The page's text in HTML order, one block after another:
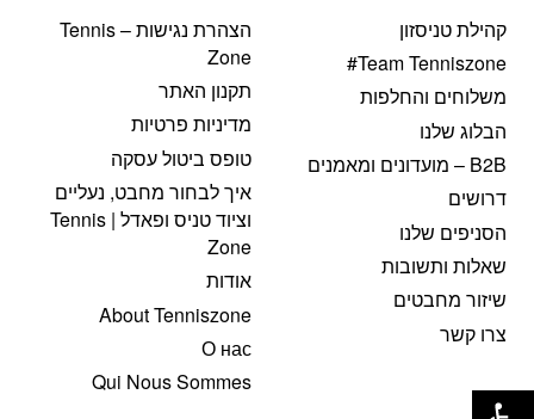
קהילת טניסזון
Team Tenniszone#
משלוחים והחלפות
הבלוג שלנו
B2B – מועדונים ומאמנים
דרושים
הסניפים שלנו
שאלות ותשובות
שיזור מחבטים
צרו קשר
הצהרת נגישות – Tennis
Zone
תקנון האתר
מדיניות פרטיות
טופס ביטול עסקה
איך לבחור מחבט, נעליים
וציוד טניס ופאדל | Tennis
Zone
אודות
About Tenniszone
О нас
Qui Nous Sommesפתח סרגל נגישות